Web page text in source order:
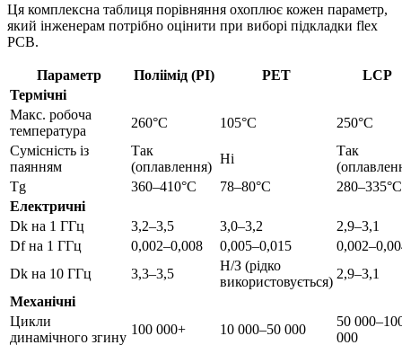
Ця комплексна таблиця порівняння охоплює кожен параметр,
який інженерам потрібно оцінити при виборі підкладки flex
PCB.
Параметр Поліімід (PI) PET
LCP
Термічні
Макс. робоча
температура
260°C 105°C
250°C
Сумісність із
паянням
Так
(оплавлення)
Ні
Так
Tg
360–410°C 78–80°C
280–335°C
Електричні
Dk на 1 ГГц
3,2–3,5 3,0–3,2
2,9–3,1
Df на 1 ГГц
0,002–0,008 0,005–0,015
Dk на 10 ГГц
3,3–3,5
Н/З (рідко
використовується)
2,9–3,1
Механічні
Цикли
динамічного згину
100 000+ 10 000–50 000
50
000